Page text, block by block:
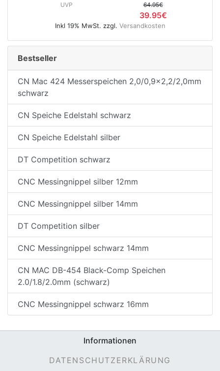
UVP 64.95€
39.95€
Inkl 19% MwSt. zzgl. Versandkosten
Bestseller
CN Mac 424 Messerspeichen 2,0/0,9x2,2/2,0mm
schwarz
CN Speiche Edelstahl schwarz
CN Speiche Edelstahl silber
DT Competition schwarz
CNC Messingnippel silber 12mm
CNC Messingnippel silber 14mm
DT Competition silber
CNC Messingnippel schwarz 14mm
CN MAC DB-454 Black-Comp Speichen
2.0/1.8/2.0mm (schwarz)
CNC Messingnippel schwarz 16mm
Informationen
DATENSCHUTZERKLÄRUNG